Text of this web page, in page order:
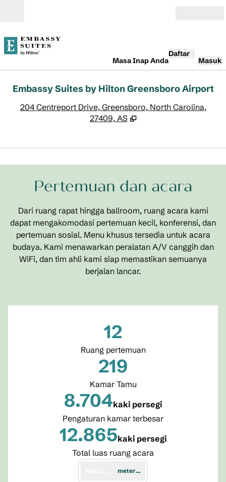
Masa Inap Anda
Daftar
Masuk
Embassy Suites by Hilton Greensboro Airport
204 Centreport Drive, Greensboro, North Carolina,
27409, AS
1/22
Pertemuan dan acara
Dari ruang rapat hingga ballroom, ruang acara kami
dapat mengakomodasi pertemuan kecil, konferensi, dan
pertemuan sosial. Menu khusus tersedia untuk acara
budaya. Kami menawarkan peralatan A/V canggih dan
WiFi, dan tim ahli kami siap memastikan semuanya
berjalan lancar.
12
Ruang pertemuan
219
Kamar Tamu
8.704kaki persegi
Kaki Persegi
Pengaturan kamar terbesar
12.865kaki persegi
Kaki Persegi
Total luas ruang acara
kaki persegimeter persegi